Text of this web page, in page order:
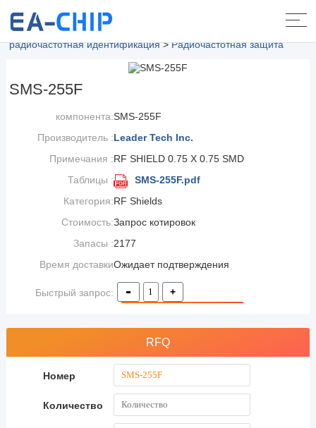
Домой.>Продукты>
радиочастотная идентификация>Радиочастотная защита
SMS-255F
компонента:SMS-255F
Производитель :Leader Tech Inc.
Примечания :RF SHIELD 0.75 X 0.75 SMD
Таблицы :
SMS-255F.pdf
Категория:RF Shields
Стоимость:Запрос котировок
Запасы :2177
Время доставкиОжидает подтверждения
Быстрый запрос: -
+
RFQ
Номер
Количество